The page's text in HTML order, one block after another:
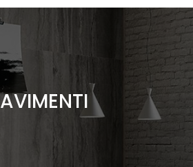
naturale, parquet e tanto altro